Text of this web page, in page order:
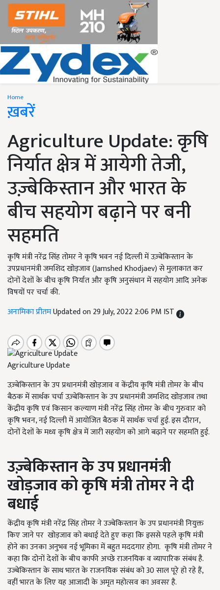
Home
ख़बरें
Agriculture Update: कृषि
निर्यात क्षेत्र में आयेगी तेजी,
उज़्बेकिस्तान और भारत के
बीच सहयोग बढ़ाने पर बनी
सहमति
कृषि मंत्री नरेंद्र सिंह तोमर ने कृषि भवन नई दिल्ली में उज़्बेकिस्तान के
उपप्रधानमंत्री जमशिद खोड़जाव (Jamshed Khodjaev) से मुलाकात कर
दोनों देशों के बीच कृषि निर्यात और कृषि अनुसंधान में सहयोग आदि अनेक
विषयों पर चर्चा की.
अनामिका प्रीतमUpdated on 29 July, 2022 2:06 PM IST
Agriculture Update
उज़्बेकिस्तान के उप प्रधानमंत्री खोड़जाव व केंद्रीय कृषि मंत्री तोमर के बीच
बैठक में सार्थक चर्चा उज़्बेकिस्तान के उप प्रधानमंत्री जमशिद खोड़जाव तथा
केंद्रीय कृषि एवं किसान कल्याण मंत्री नरेंद्र सिंह तोमर के बीच गुरुवार को
कृषि भवन, नई दिल्ली में आयोजित बैठक में सार्थक चर्चा हुई. इस दौरान,
दोनों देशों के मध्य कृषि क्षेत्र में जारी सहयोग को आगे बढ़ाने पर सहमति हुई.
उज़्बेकिस्तानकेउपप्रधानमंत्री
खोड़जावकोकृषिमंत्रीतोमरने दी
बधाई
केंद्रीय कृषि मंत्री नरेंद्र सिंह तोमर ने उज्बेकिस्तान के उप प्रधानमंत्री नियुक्त
किए जाने पर खोड़जाव को बधाई देते हुए कहा कि इससे पहले कृषि मंत्री
होने का उनका अनुभव नई भूमिका में बहुत मददगार होगा. कृषि मंत्री तोमर ने
कहा कि दोनों देशों के बीच काफी अच्छे राजनयिक व व्यापारिक संबंध है.
उज्बेकिस्तान के साथ भारत के राजनयिक संबंध को 30 साल पूरे हो रहे हैं,
वहीं भारत के लिए यह आजादी के अमृत महोत्सव का अवसर है.